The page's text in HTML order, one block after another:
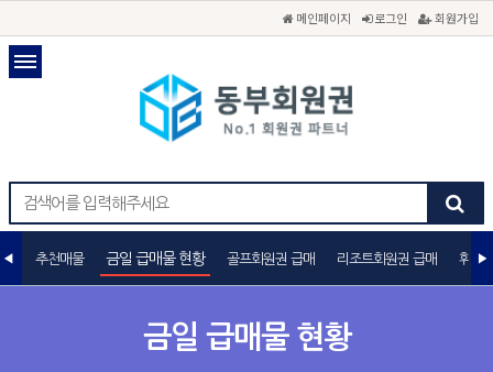
메인페이지 로그인 회원가입
금일 급매물 현황
추천매물 금일 급매물 현황 골프회원권 급매 리조트회원권 급매 휘트